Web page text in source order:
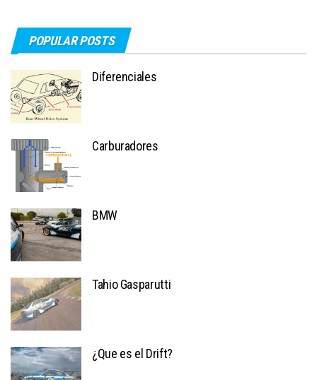
POPULAR POSTS
Diferenciales
Carburadores
BMW
Tahio Gasparutti
¿Que es el Drift?